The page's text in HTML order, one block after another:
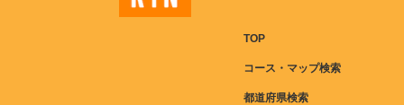
TOP
コース・マップ検索
都道府県検索